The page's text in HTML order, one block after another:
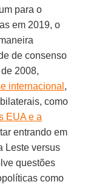
para o
em 2019, o
de consenso
2008,
internacional ,
como
EUA e a
entrando em
Leste versus
questões
como